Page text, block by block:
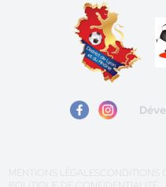
MENTIONS LÉGALES
CONDITIONS